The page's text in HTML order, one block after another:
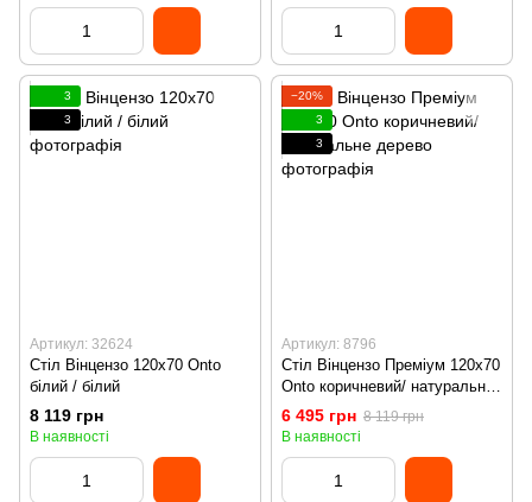
3
3
Артикул: 32624
Стіл Вінцензо 120х70 Onto
білий / білий
8 119 грн
В наявності
−20%
3
3
Артикул: 8796
Стіл Вінцензо Преміум 120х70
Onto коричневий/ натуральне
дерево
6 495 грн 8 119 грн
В наявності